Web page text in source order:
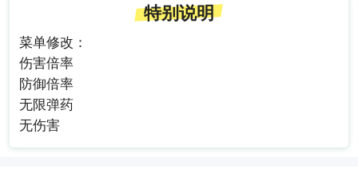
特别说明
菜单修改：
伤害倍率
防御倍率
无限弹药
无伤害